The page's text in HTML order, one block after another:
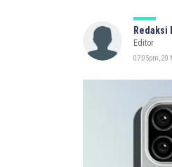
Redaksi
Editor
07:05pm, 20